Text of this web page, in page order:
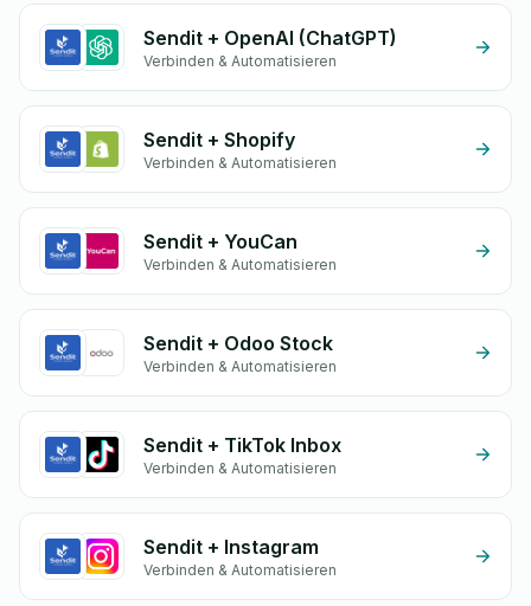
Sendit + OpenAI (ChatGPT)
Verbinden & Automatisieren
Sendit + Shopify
Verbinden & Automatisieren
Sendit + YouCan
Verbinden & Automatisieren
Sendit + Odoo Stock
Verbinden & Automatisieren
Sendit + TikTok Inbox
Verbinden & Automatisieren
Sendit + Instagram
Verbinden & Automatisieren